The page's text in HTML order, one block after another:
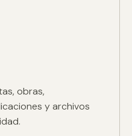
obras,
y archivos